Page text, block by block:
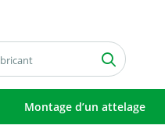
Montage d’un attelage